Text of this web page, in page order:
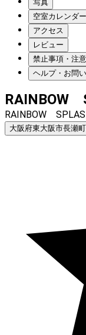
写真
空室カレンダ
アクセス
レビュー
禁止事項・注
ヘルプ・お問
RAINBOW
RAINBOW
大阪府東大阪市長瀬